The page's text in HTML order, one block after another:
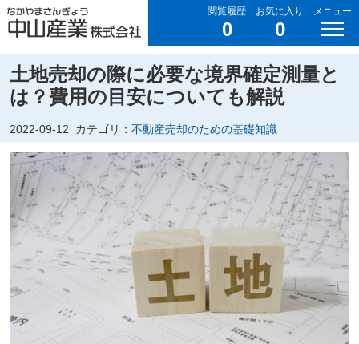
閲覧履歴
0
お気に入り
0
メニュー
土地売却の際に必要な境界確定測量と
は？費用の目安についても解説
2022-09-12 カテゴリ： 不動産売却のための基礎知識